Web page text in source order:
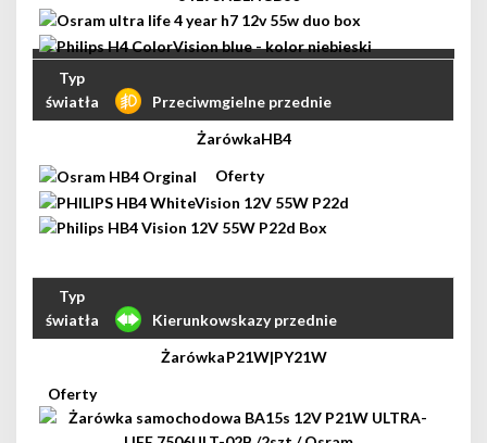
Przeciwmgielne przednie
HB4
Kierunkowskazy przednie
P21W|PY21W